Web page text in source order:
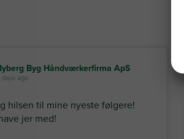
Byg Håndværkerfirma ApS
days ago
hilsen til mine nyeste følgere!
jer med!